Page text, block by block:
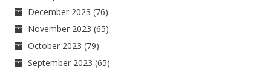
December 2023 (76)
November 2023 (65)
October 2023 (79)
September 2023 (65)